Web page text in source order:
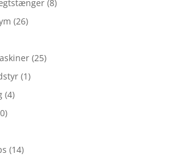
(8)
(26)
(25)
(1)
(4)
(14)